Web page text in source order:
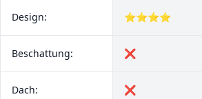
Design: ⭐⭐⭐⭐
Beschattung: ❌
Dach: ❌